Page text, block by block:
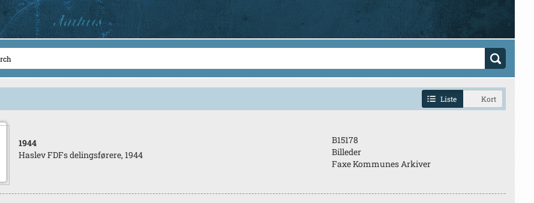
Liste Kort
1944
Haslev FDFs delingsførere, 1944
B15178
Billeder
Faxe Kommunes Arkiver